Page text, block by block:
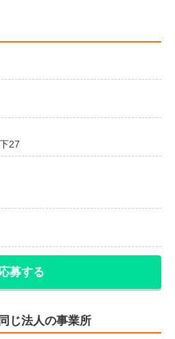
27
募する
じ法人の事業所